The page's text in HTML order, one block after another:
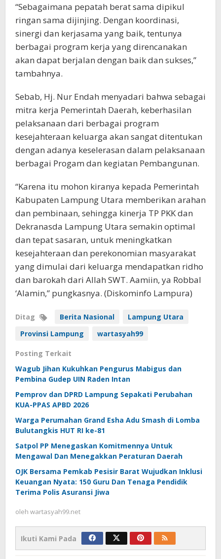
“Sebagaimana pepatah berat sama dipikul
ringan sama dijinjing. Dengan koordinasi,
sinergi dan kerjasama yang baik, tentunya
berbagai program kerja yang direncanakan
akan dapat berjalan dengan baik dan sukses,”
tambahnya.
Sebab, Hj. Nur Endah menyadari bahwa sebagai
mitra kerja Pemerintah Daerah, keberhasilan
pelaksanaan dari berbagai program
kesejahteraan keluarga akan sangat ditentukan
dengan adanya keselerasan dalam pelaksanaan
berbagai Progam dan kegiatan Pembangunan.
“Karena itu mohon kiranya kepada Pemerintah
Kabupaten Lampung Utara memberikan arahan
dan pembinaan, sehingga kinerja TP PKK dan
Dekranasda Lampung Utara semakin optimal
dan tepat sasaran, untuk meningkatkan
kesejahteraan dan perekonomian masyarakat
yang dimulai dari keluarga mendapatkan ridho
dan barokah dari Allah SWT. Aamiin, ya Robbal
‘Alamin,” pungkasnya. (Diskominfo Lampura)
Ditag Berita Nasional
Lampung Utara
Provinsi Lampung
wartasyah99
Posting Terkait
Wagub Jihan Kukuhkan Pengurus Mabigus dan
Pembina Gudep UIN Raden Intan
Pemprov dan DPRD Lampung Sepakati Perubahan
KUA-PPAS APBD 2026
Warga Perumahan Grand Esha Adu Smash di Lomba
Bulutangkis HUT RI ke-81
Satpol PP Menegaskan Komitmennya Untuk
Mengawal Dan Menegakkan Peraturan Daerah
OJK Bersama Pemkab Pesisir Barat Wujudkan Inklusi
Keuangan Nyata: 150 Guru Dan Tenaga Pendidik
Terima Polis Asuransi Jiwa
oleh wartasyah99.net
Ikuti Kami Pada